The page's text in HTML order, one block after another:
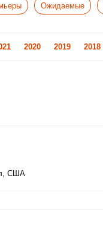
Ожидаемые
2020 2019 2018
США